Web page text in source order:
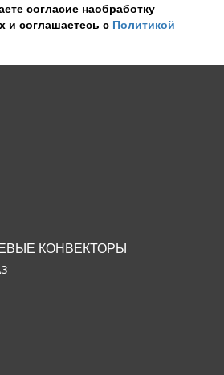
согласие наобработку
и соглашаетесь с Политикой
КОНВЕКТОРЫ